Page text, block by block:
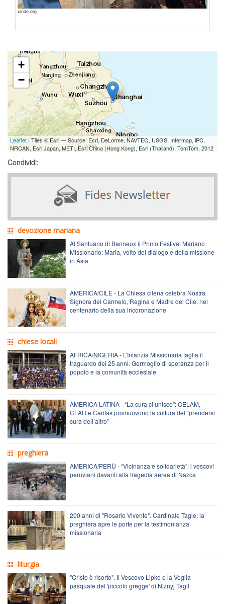
xinde.org
+
−
Leaflet | Tiles © Esri — Source: Esri, DeLorme, NAVTEQ, USGS, Intermap, iPC,
NRCAN, Esri Japan, METI, Esri China (Hong Kong), Esri (Thailand), TomTom, 2012
Condividi:
devozione mariana
Al Santuario di Banneux il Primo Festival Mariano
Missionario: Maria, volto del dialogo e della missione
in Asia
AMERICA/CILE - La Chiesa cilena celebra Nostra
Signora del Carmelo, Regina e Madre del Cile, nel
centenario della sua incoronazione
chiese locali
AFRICA/NIGERIA - L’Infanzia Missionaria taglia il
traguardo dei 25 anni. Germoglio di speranza per il
popolo e la comunità ecclesiale
AMERICA LATINA - “La cura ci unisce”: CELAM,
CLAR e Caritas promuovono la cultura del “prendersi
cura dell’altro”
preghiera
AMERICA/PERÙ - “Vicinanza e solidarietà”: i vescovi
peruviani davanti alla tragedia aerea di Nazca
200 anni di "Rosario Vivente". Cardinale Tagle: la
preghiera apre le porte per la testimonianza
missionaria
liturgia
"Cristo è risorto". Il Vescovo Lipke e la Veglia
pasquale del 'piccolo gregge' di Nižnyj Tagil